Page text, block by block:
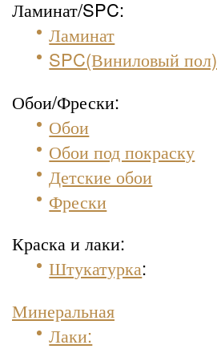
Ламинат/SPC:
Ламинат
SPC(Виниловый пол)
Обои/Фрески:
Обои
Обои под покраску
Детские обои
Фрески
Краска и лаки:
Штукатурка:
Минеральная
Лаки: